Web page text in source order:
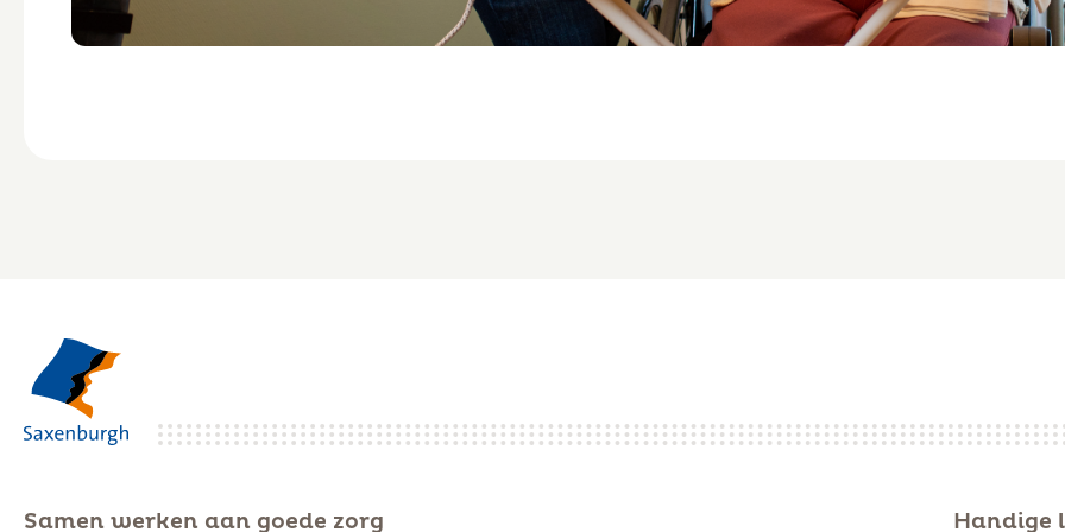
Samen werken aan goede zorg Handige